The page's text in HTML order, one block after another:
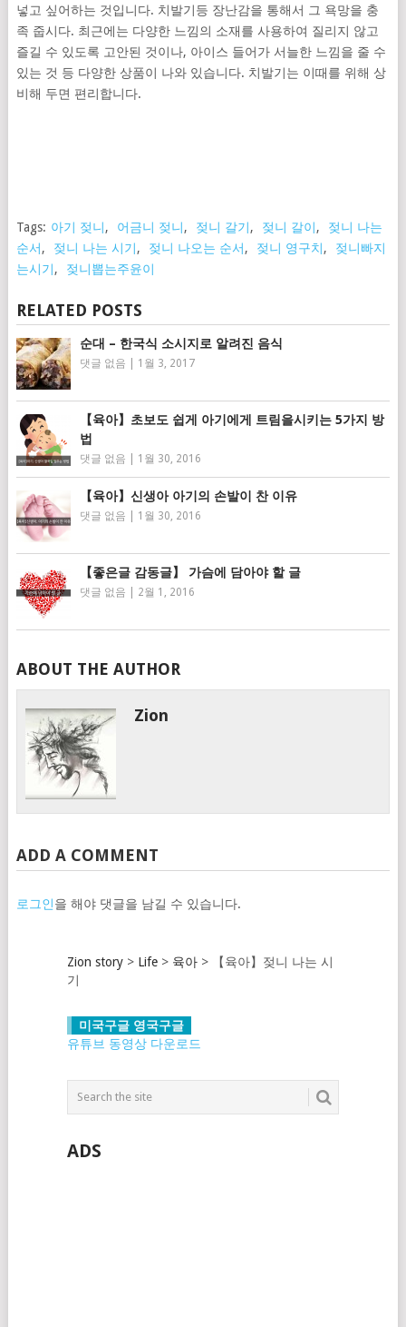
넣고 싶어하는 것입니다. 치발기등 장난감을 통해서 그 욕망을 충
족 줍시다. 최근에는 다양한 느낌의 소재를 사용하여 질리지 않고
즐길 수 있도록 고안된 것이나, 아이스 들어가 서늘한 느낌을 줄 수
있는 것 등 다양한 상품이 나와 있습니다. 치발기는 이때를 위해 상
비해 두면 편리합니다.
Tags: 아기 젖니, 어금니 젖니, 젖니 갈기, 젖니 갈이,
젖니 나는
순서, 젖니 나는 시기, 젖니 나오는 순서, 젖니 영구치,
젖니빠지
는시기, 젖니뽑는주윤이
RELATED POSTS
순대 – 한국식 소시지로 알려진 음식
댓글 없음 1월 3, 2017
【육아】초보도 쉽게 아기에게 트림을시키는 5가지 방
법
댓글 없음 1월 30, 2016
【육아】신생아 아기의 손발이 찬 이유
댓글 없음 1월 30, 2016
【좋은글 감동글】 가슴에 담아야 할 글
댓글 없음 2월 1, 2016
ABOUT THE AUTHOR
Zion
ADD A COMMENT
로그인을 해야 댓글을 남길 수 있습니다.
Zion story> Life> 육아>
【육아】젖니 나는 시
기
미국구글 영국구글
유튜브 동영상 다운로드
ADS